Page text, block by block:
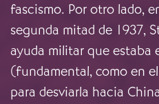
fascismo. Por otro lado,
segunda mitad de 1937,
ayuda militar que estaba
(fundamental, como en
para desviarla hacia